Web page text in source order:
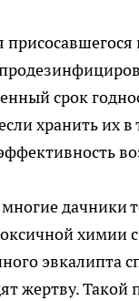
срок
хранить
дачники
химии
эвкалипта
жертву. Такой